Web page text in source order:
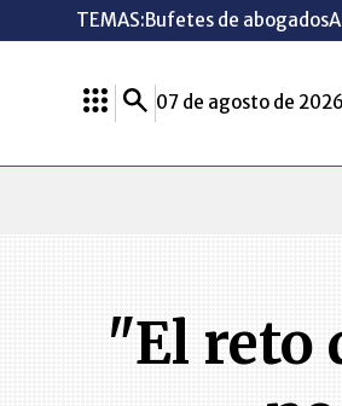
TEMAS:Bufetes de abogados
07 de agosto de 2026
"El reto